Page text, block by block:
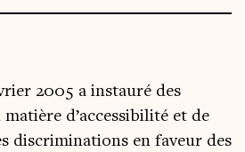
2005 a instauré des
d’accessibilité et de
discriminations en faveur des